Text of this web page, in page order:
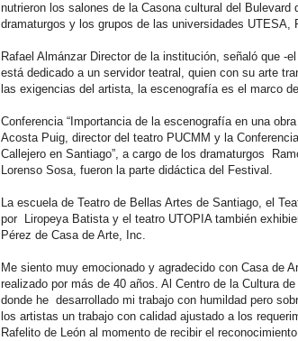
nutrieron los salones de la Casona cultural del
dramaturgos y los grupos de las universidades UTESA,
Rafael Almánzar Director de la institución, señaló que -
está dedicado a un servidor teatral, quien con su arte
las exigencias del artista, la escenografía es el marco
Conferencia “Importancia de la escenografía en una
Acosta Puig, director del teatro PUCMM y la
Callejero en Santiago”, a cargo de los dramaturgos
Lorenso Sosa, fueron la parte didáctica del Festival.
La escuela de Teatro de Bellas Artes de Santiago, el
por Liropeya Batista y el teatro UTOPIA también
Pérez de Casa de Arte, Inc.
Me siento muy emocionado y agradecido con Casa de
realizado por más de 40 años. Al Centro de la Cultura
donde he desarrollado mi trabajo con humildad pero
los artistas un trabajo con calidad ajustado a los
Rafelito de León al momento de recibir el